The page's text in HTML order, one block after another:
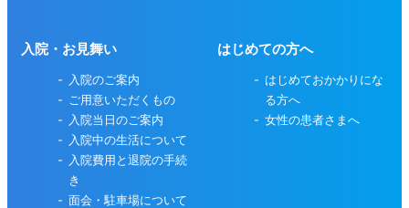
入院・お見舞い
入院のご案内
ご用意いただくもの
入院当日のご案内
入院中の生活について
入院費用と退院の手続
き
面会・駐車場について
はじめての方へ
はじめておかかりにな
る方へ
女性の患者さまへ